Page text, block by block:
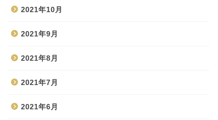
2021年10月
2021年9月
2021年8月
2021年7月
2021年6月